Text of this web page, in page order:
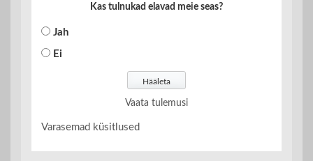
Kas tulnukad elavad meie seas?
Jah
Ei
Vaata tulemusi
Varasemad küsitlused